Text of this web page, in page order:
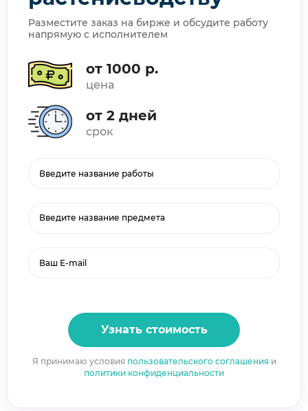
Разместите заказ на бирже и обсудите работу
напрямую с исполнителем
от 1000 р.
цена
от 2 дней
срок
Введите название предмета
Узнать стоимость
Я принимаю условия пользовательского соглашенияи
политики конфиденциальности